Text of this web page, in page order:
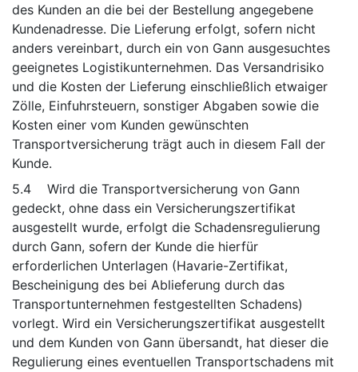
des Kunden an die bei der Bestellung angegebene
Kundenadresse. Die Lieferung erfolgt, sofern nicht
anders vereinbart, durch ein von Gann ausgesuchtes
geeignetes Logistikunternehmen. Das Versandrisiko
und die Kosten der Lieferung einschließlich etwaiger
Zölle, Einfuhrsteuern, sonstiger Abgaben sowie die
Kosten einer vom Kunden gewünschten
Transportversicherung trägt auch in diesem Fall der
Kunde.
5.4 Wird die Transportversicherung von Gann
gedeckt, ohne dass ein Versicherungszertifikat
ausgestellt wurde, erfolgt die Schadensregulierung
durch Gann, sofern der Kunde die hierfür
erforderlichen Unterlagen (Havarie-Zertifikat,
Bescheinigung des bei Ablieferung durch das
Transportunternehmen festgestellten Schadens)
vorlegt. Wird ein Versicherungszertifikat ausgestellt
und dem Kunden von Gann übersandt, hat dieser die
Regulierung eines eventuellen Transportschadens mit